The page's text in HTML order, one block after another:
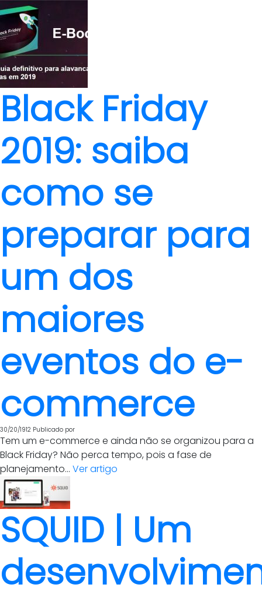
Black Friday
2019: saiba
como se
preparar para
um dos
maiores
eventos do e-
commerce
30/20/1912 Publicado por
Tem um e-commerce e ainda não se organizou para a
Black Friday? Não perca tempo, pois a fase de
planejamento... Ver artigo
SQUID | Um